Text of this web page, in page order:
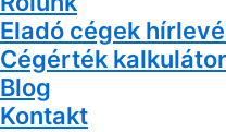
Eladó cégek
Cégérték kalkulátor
Blog
Kontakt